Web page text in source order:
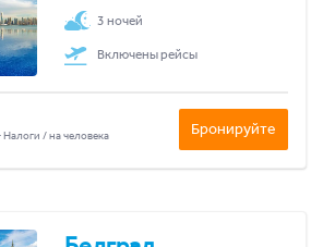
3 ночей
Включены рейсы
/ на человека Бронируйте